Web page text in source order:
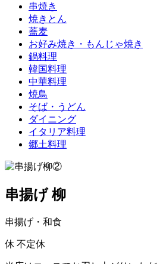
串焼き
焼きとん
蕎麦
お好み焼き・もんじゃ焼き
鍋料理
韓国料理
中華料理
焼鳥
そば・うどん
ダイニング
イタリア料理
郷土料理
串揚げ 柳
串揚げ・和食
休 不定休